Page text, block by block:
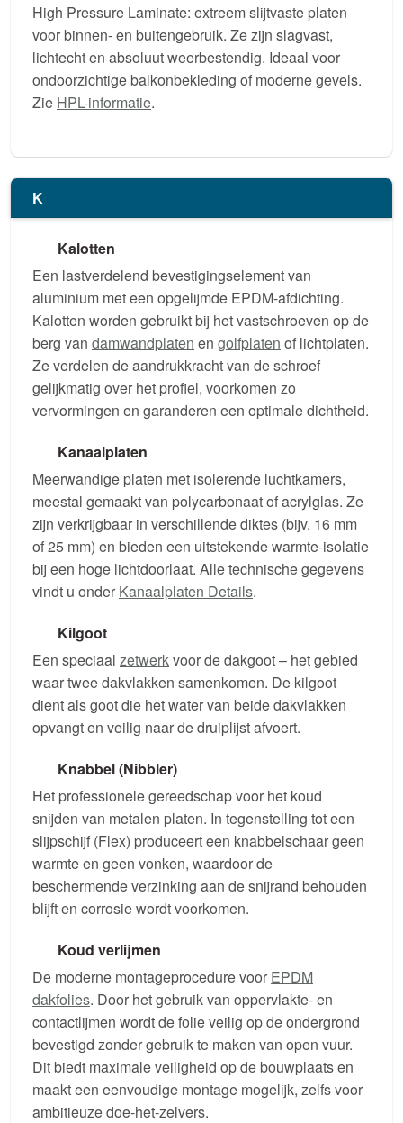
High Pressure Laminate: extreem slijtvaste platen
voor binnen- en buitengebruik. Ze zijn slagvast,
lichtecht en absoluut weerbestendig. Ideaal voor
ondoorzichtige balkonbekleding of moderne gevels.
Zie HPL-informatie.
K
Kalotten
Een lastverdelend bevestigingselement van
aluminium met een opgelijmde EPDM-afdichting.
Kalotten worden gebruikt bij het vastschroeven op de
berg van damwandplaten en golfplaten of lichtplaten.
Ze verdelen de aandrukkracht van de schroef
gelijkmatig over het profiel, voorkomen zo
vervormingen en garanderen een optimale dichtheid.
Kanaalplaten
Meerwandige platen met isolerende luchtkamers,
meestal gemaakt van polycarbonaat of acrylglas. Ze
zijn verkrijgbaar in verschillende diktes (bijv. 16 mm
of 25 mm) en bieden een uitstekende warmte-isolatie
bij een hoge lichtdoorlaat. Alle technische gegevens
vindt u onder Kanaalplaten Details.
Kilgoot
Een speciaal zetwerkvoor de dakgoot – het gebied
waar twee dakvlakken samenkomen. De kilgoot
dient als goot die het water van beide dakvlakken
opvangt en veilig naar de druiplijst afvoert.
Knabbel (Nibbler)
Het professionele gereedschap voor het koud
snijden van metalen platen. In tegenstelling tot een
slijpschijf (Flex) produceert een knabbelschaar geen
warmte en geen vonken, waardoor de
beschermende verzinking aan de snijrand behouden
blijft en corrosie wordt voorkomen.
Koud verlijmen
De moderne montageprocedure voor EPDM
dakfolies. Door het gebruik van oppervlakte- en
contactlijmen wordt de folie veilig op de ondergrond
bevestigd zonder gebruik te maken van open vuur.
Dit biedt maximale veiligheid op de bouwplaats en
maakt een eenvoudige montage mogelijk, zelfs voor
ambitieuze doe-het-zelvers.